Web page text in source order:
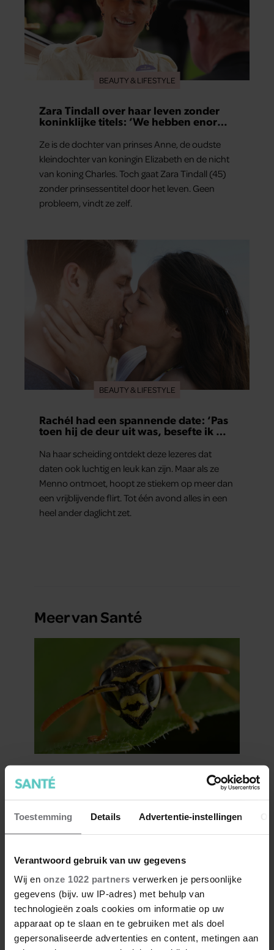
Toestemming Details Advertentie-instellingen
Verantwoord gebruik van uw gegevens
Wij en onze 1022 partners verwerken je persoonlijke
gegevens (bijv. uw IP-adres) met behulp van
technologieën zoals cookies om informatie op uw
apparaat op te slaan en te gebruiken met als doel
gepersonaliseerde advertenties en content, metingen aan
BEAUTY & LIFESTYLE
Zara Tindall over haar leven zonder
koninklijke titels: ‘We hebben enorm
Ze is de dochter van prinses Anne, de oudste
kleindochter van koningin Elizabeth en de nicht
van koning Charles. Toch gaat Zara Tindall (45)
zonder prinsessentitel door het leven. Geen
probleem, vindt ze zelf.
BEAUTY & LIFESTYLE
Rachél had een spannende date: ‘Pas
toen hij de deur uit was, besefte ik wat
Na haar scheiding ontdekt deze lezeres dat
daten ook luchtig en leuk kan zijn. Maar als ze
Menno ontmoet, hoopt ze stiekem op meer dan
een vrijblijvende flirt. Tot één avond alles in een
heel ander daglicht zet.
Meer van Santé
Au! Dit helpt bij een
wespensteek